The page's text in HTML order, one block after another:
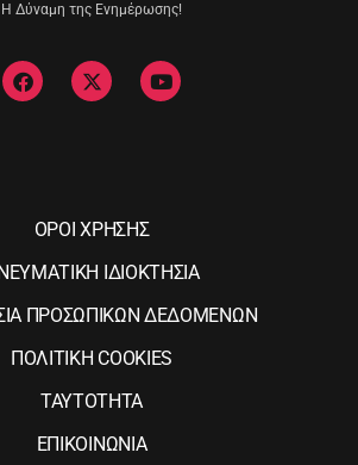
Η Δύναμη της Ενημέρωσης!
ΟΡΟΙ ΧΡΗΣΗΣ
ΙΔΙΟΚΤΗΣΙΑ
ΠΡΟΣΩΠΙΚΩΝ ΔΕΔΟΜΕΝΩΝ
ΠΟΛΙΤΙΚΗ COOKIES
ΤΑΥΤΟΤΗΤΑ
ΕΠΙΚΟΙΝΩΝΙΑ